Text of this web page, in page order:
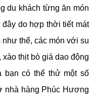
du khách từng ăn món
do hợp thời tiết mát
thế, các món với su
thịt bò giá dao động
bạn có thể thử một số
nhà hàng Phúc Hương